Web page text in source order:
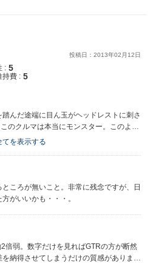
投稿日： 2013年02 月 12日
: 5
持費 : 5
んだ途端に目ん玉がヘッドレストに刺さ
のクルマは本当にモンスター。このよう
いと思っていました。
を表示する
ころが無いこと。非常に残念ですが、日
がいいかも・・・。
倍弱。数字だけを見ればGTRの方が断然
納得させてしまうだけの質感がありま